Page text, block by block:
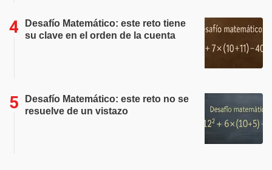
Desafío Matemático: este reto tiene
su clave en el orden de la cuenta
Desafío Matemático: este reto no se
resuelve de un vistazo